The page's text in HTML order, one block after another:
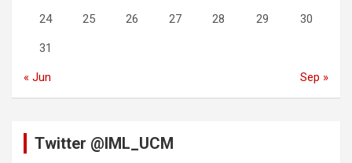
24 25 26 27 28 29 30
31
« Jun Sep »
Twitter @IML_UCM